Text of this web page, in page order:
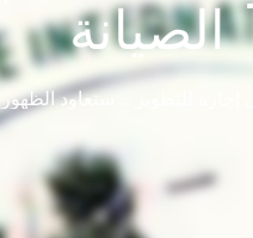
الصيانة
في إجازة للتطوير ... ستعاود